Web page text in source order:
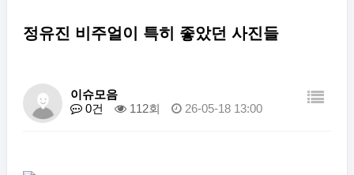
정유진 비주얼이 특히 좋았던 사진들
이슈모음
0건
112회 26-05-18 13:00